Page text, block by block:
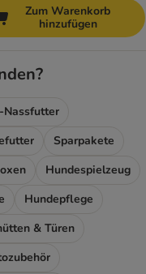
Zum Warenkorb
hinzufügen
Nassfutter
Sparpakete
Hundespielzeug
Hundepflege
& Türen